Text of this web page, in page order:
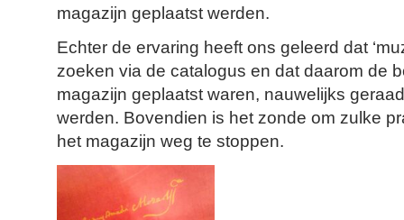
magazijn geplaatst werden.
Echter de ervaring heeft ons geleerd dat
zoeken via de catalogus en dat daarom de
magazijn geplaatst waren, nauwelijks
werden. Bovendien is het zonde om zulke
het magazijn weg te stoppen.